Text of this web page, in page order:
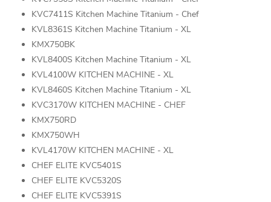
KVC7411S Kitchen Machine Titanium - Chef
KVL8361S Kitchen Machine Titanium - XL
KMX750BK
KVL8400S Kitchen Machine Titanium - XL
KVL4100W KITCHEN MACHINE - XL
KVL8460S Kitchen Machine Titanium - XL
KVC3170W KITCHEN MACHINE - CHEF
KMX750RD
KMX750WH
KVL4170W KITCHEN MACHINE - XL
CHEF ELITE KVC5401S
CHEF ELITE KVC5320S
CHEF ELITE KVC5391S